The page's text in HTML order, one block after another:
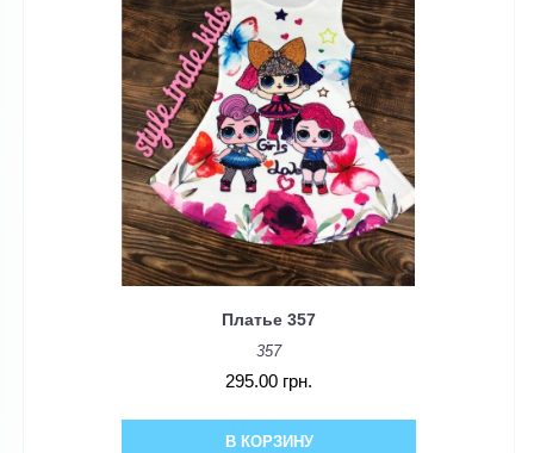
Платье 357
357
295.00 грн.
В КОРЗИНУ